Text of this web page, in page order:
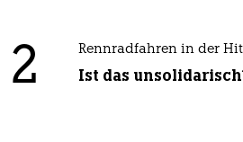
2 Rennradfahren in der
Ist das